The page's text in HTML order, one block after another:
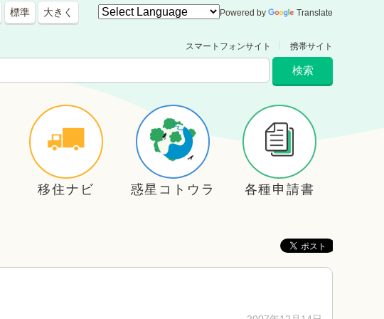
標準 大きく Powered by Translate
スマートフォンサイト 携帯サイト
移住ナビ 惑星コトウラ 各種申請書